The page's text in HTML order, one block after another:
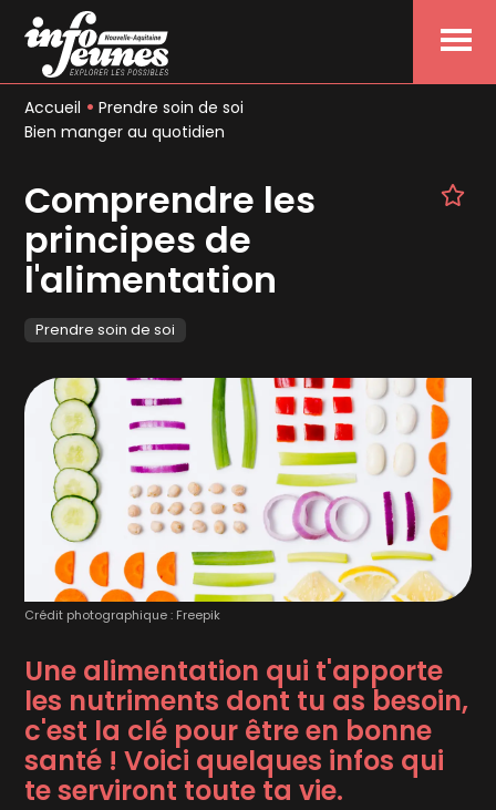
Menu
Accueil
Prendre soin de soi
Bien manger au quotidien
Comprendre les
principes de
l'alimentation
Prendre soin de soi
Crédit photographique : Freepik
Une alimentation qui t'apporte
les nutriments dont tu as besoin,
c'est la clé pour être en bonne
santé ! Voici quelques infos qui
te serviront toute ta vie.